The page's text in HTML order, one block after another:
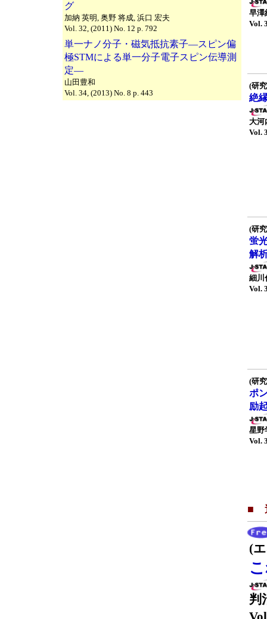
グ
加納 英明, 奥野 将成, 浜口 宏夫
Vol. 32, (2011) No. 12 p. 792
単一ナノ分子・磁気抵抗素子―スピン偏
極STMによる単一分子電子スピン伝導測
定―
山田豊和
Vol. 34, (2013) No. 8 p. 443
早澤
Vol.
(研
絶
大河
Vol.
(研
蛍
解
細川
Vol.
(研
ポ
励
星野
Vol.
■
(
判